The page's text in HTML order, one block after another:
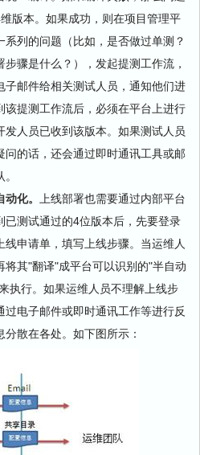
版本。如果成功，则在项目管理平
系列的问题（比如，是否做过单测？
骤是什么？），发起提测工作流，
子邮件给相关测试人员，通知他们进
该提测工作流后，必须在平台上进行
发人员已收到该版本。如果测试人员
问的话，还会通过即时通讯工具或邮
化。
上线部署也需要通过内部平台
已测试通过的4位版本后，先要登录
线申请单，填写上线步骤。当运维人
将其"翻译"成平台可以识别的"半自动
执行。如果运维人员不理解上线步
过电子邮件或即时通讯工作等进行反
散在各处。如下图所示：